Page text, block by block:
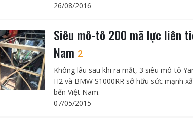
26/08/2016
Siêu mô-tô 200 mã lực liên
Nam 2
Không lâu sau khi ra mắt, 3 siêu mô-tô
H2 và BMW S1000RR sở hữu sức mạnh
bến Việt Nam.
07/05/2015